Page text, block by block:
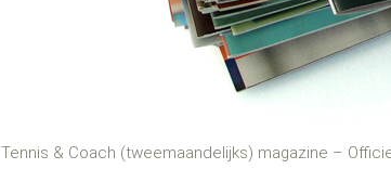
Tennis & Coach (tweemaandelijks) magazine –